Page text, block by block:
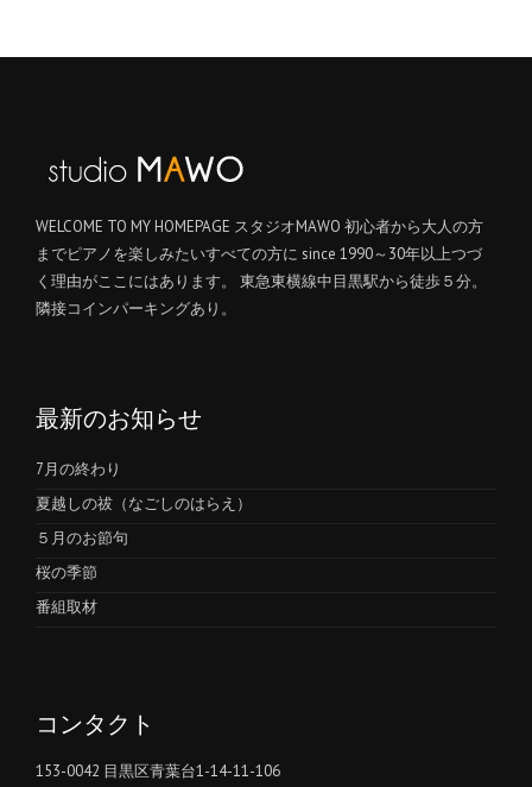
WELCOME TO MY HOMEPAGE スタジオMAWO 初心者から大人の方
までピアノを楽しみたいすべての方に since 1990～30年以上つづ
く理由がここにはあります。 東急東横線中目黒駅から徒歩５分。
隣接コインパーキングあり。
最新のお知らせ
7月の終わり
夏越しの祓（なごしのはらえ）
５月のお節句
桜の季節
番組取材
コンタクト
153-0042 目黒区青葉台1-14-11-106